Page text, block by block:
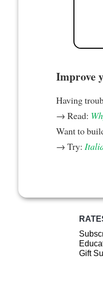
Improve
Having
→ Read:
Want to
→ Try:
Gift